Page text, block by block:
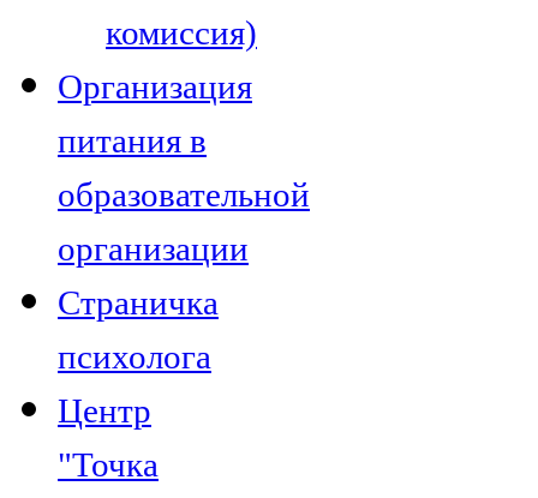
комиссия)
Организация
питания в
образовательной
организации
Страничка
психолога
Центр
"Точка